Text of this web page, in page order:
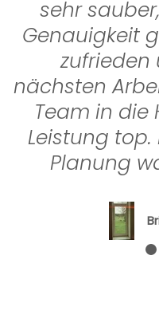
sehr
Genauigkeit
zufrieden
nächsten
Team in die
Leistung
Planung